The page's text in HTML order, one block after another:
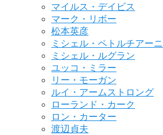
マイルス・デイビス
マーク・リボー
松本英彦
ミシェル・ペトルチアーニ
ミシェル・ルグラン
ユッコ・ミラー
リー・モーガン
ルイ・アームストロング
ローランド・カーク
ロン・カーター
渡辺貞夫